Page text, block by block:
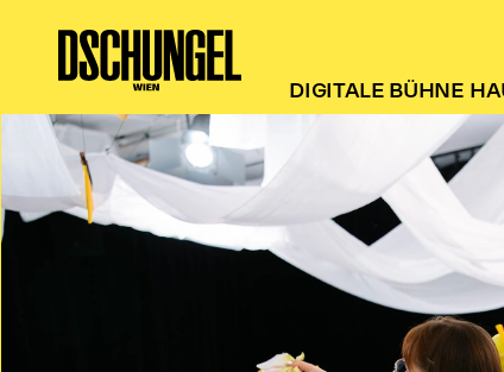
DIGITALE BÜHNE